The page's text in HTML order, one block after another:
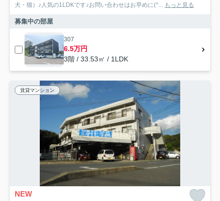
犬・猫）♪人気の1LDKです♪お問い合わせはお早めに(^... もっと見る
募集中の部屋
307
6.5万円
3階 / 33.53㎡ / 1LDK
賃貸マンション
NEW